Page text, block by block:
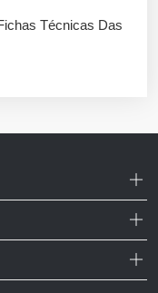
Técnicas Das